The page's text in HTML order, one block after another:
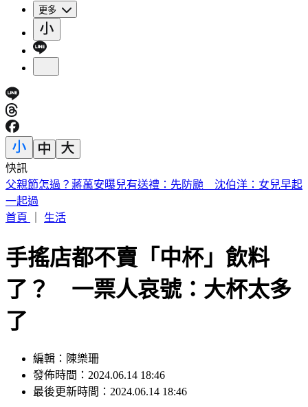
更多
快訊
繼續凍漲！中油宣布下週「汽柴油價不調整」
首頁｜
手搖店都不賣「中杯」飲料
了？ 一票人哀號：大杯太多
了
發佈時間：2024.06.14 18:46
最後更新時間：2024.06.14 18:46